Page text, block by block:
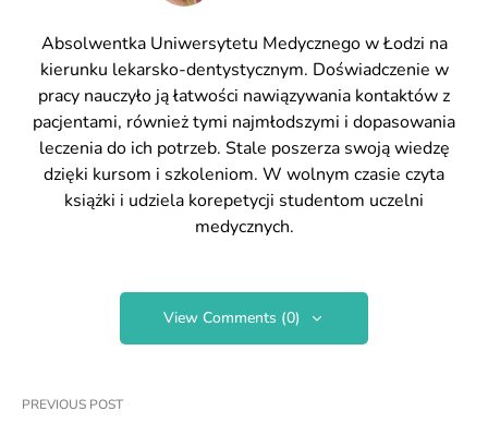
Absolwentka Uniwersytetu Medycznego w Łodzi na
kierunku lekarsko-dentystycznym. Doświadczenie w
pracy nauczyło ją łatwości nawiązywania kontaktów z
pacjentami, również tymi najmłodszymi i dopasowania
leczenia do ich potrzeb. Stale poszerza swoją wiedzę
dzięki kursom i szkoleniom. W wolnym czasie czyta
książki i udziela korepetycji studentom uczelni
medycznych.
View Comments (0)
PREVIOUS POST